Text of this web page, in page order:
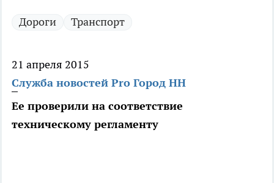
Дороги Транспорт
21 апреля 2015
Служба новостей Pro Город НН
Ее проверили на соответствие
техническому регламенту